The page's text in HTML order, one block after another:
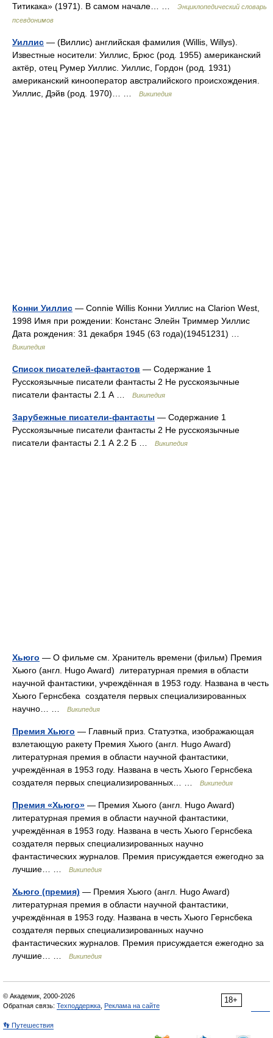
Титикака» (1971). В самом начале… …
Энциклопедический словарь
псевдонимов
Уиллис — (Виллис) английская фамилия (Willis, Willys).
Известные носители: Уиллис, Брюс (род. 1955) американский
актёр, отец Румер Уиллис. Уиллис, Гордон (род. 1931)
американский кинооператор австралийского происхождения.
Уиллис, Дэйв (род. 1970)… …
Википедия
Конни Уиллис — Connie Willis Конни Уиллис на Clarion West,
1998 Имя при рождении: Констанс Элейн Триммер Уиллис
Дата рождения: 31 декабря 1945 (63 года)(19451231) …
Википедия
Список писателей-фантастов — Содержание 1
Русскоязычные писатели фантасты 2 Не русскоязычные
писатели фантасты 2.1 А …
Википедия
Зарубежные писатели-фантасты — Содержание 1
Русскоязычные писатели фантасты 2 Не русскоязычные
писатели фантасты 2.1 А 2.2 Б …
Википедия
Хьюго — О фильме см. Хранитель времени (фильм) Премия
Хьюго (англ. Hugo Award) литературная премия в области
научной фантастики, учреждённая в 1953 году. Названа в честь
Хьюго Гернсбека создателя первых специализированных
научно… …
Википедия
Премия Хьюго — Главный приз. Статуэтка, изображающая
взлетающую ракету Премия Хьюго (англ. Hugo Award)
литературная премия в области научной фантастики,
учреждённая в 1953 году. Названа в честь Хьюго Гернсбека
создателя первых специализированных… …
Википедия
Премия «Хьюго» — Премия Хьюго (англ. Hugo Award)
литературная премия в области научной фантастики,
учреждённая в 1953 году. Названа в честь Хьюго Гернсбека
создателя первых специализированных научно
фантастических журналов. Премия присуждается ежегодно за
лучшие… …
Википедия
Хьюго (премия) — Премия Хьюго (англ. Hugo Award)
литературная премия в области научной фантастики,
учреждённая в 1953 году. Названа в честь Хьюго Гернсбека
создателя первых специализированных научно
фантастических журналов. Премия присуждается ежегодно за
лучшие… …
Википедия
18+
© Академик, 2000-2026
Обратная связь: Техподдержка Реклама на сайте
👣 Путешествия